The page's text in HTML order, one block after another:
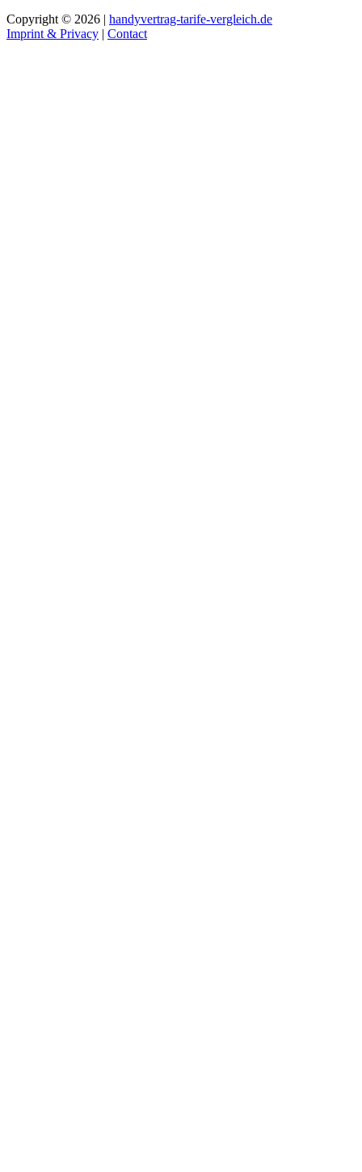
Copyright © 2026 | handyvertrag-tarife-vergleich.de
Imprint & Privacy | Contact